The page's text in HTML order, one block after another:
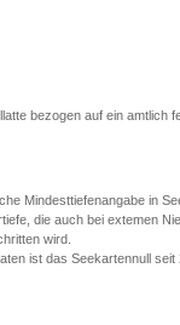
bezogen auf ein amtlich
Mindesttiefenangabe in
die auch bei extemen
wird.
ist das Seekartennull